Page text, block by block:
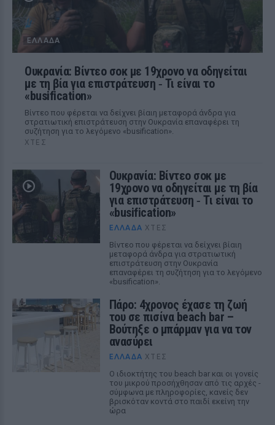
ΕΛΛΆΔΑ
Ουκρανία: Βίντεο σοκ με 19χρονο να οδηγείται
με τη βία για επιστράτευση ‑ Τι είναι το
«busification»
Βίντεο που φέρεται να δείχνει βίαιη μεταφορά άνδρα για
στρατιωτική επιστράτευση στην Ουκρανία επαναφέρει τη
συζήτηση για το λεγόμενο «busification».
ΧΤΕΣ
Ουκρανία: Βίντεο σοκ με
19χρονο να οδηγείται με τη βία
για επιστράτευση ‑ Τι είναι το
«busification»
ΕΛΛΆΔΑ ΧΤΕΣ
Βίντεο που φέρεται να δείχνει βίαιη
μεταφορά άνδρα για στρατιωτική
επιστράτευση στην Ουκρανία
επαναφέρει τη συζήτηση για το λεγόμενο
«busification».
Πάρο: 4χρονος έχασε τη ζωή
του σε πισίνα beach bar –
Βούτηξε ο μπάρμαν για να τον
ανασύρει
ΕΛΛΆΔΑ ΧΤΕΣ
Ο ιδιοκτήτης του beach bar και οι γονείς
του μικρού προσήχθησαν από τις αρχές -
σύμφωνα με πληροφορίες, κανείς δεν
βρισκόταν κοντά στο παιδί εκείνη την
ώρα